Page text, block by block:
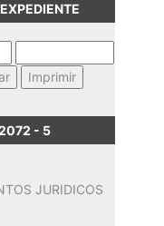
- 5
JURIDICOS